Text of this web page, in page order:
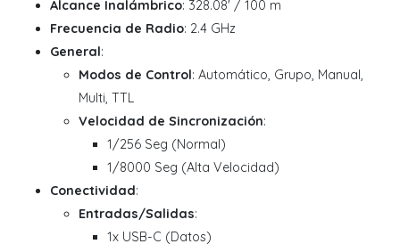
Alcance Inalámbrico: 328.08' / 100 m
Frecuencia de Radio: 2.4 GHz
General:
Modos de Control: Automático, Grupo, Manual,
Multi, TTL
Velocidad de Sincronización:
1/256 Seg (Normal)
1/8000 Seg (Alta Velocidad)
Conectividad:
Entradas/Salidas:
1x USB-C (Datos)